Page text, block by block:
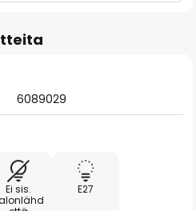
6089029
Ei sis.
E27